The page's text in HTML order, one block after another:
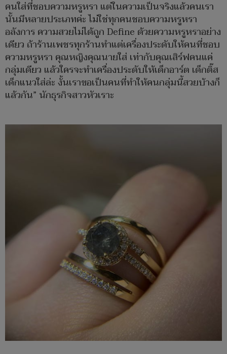
คนใส่ที่ชอบความหรูหรา แต่ในความเป็นจริงแล้วคนเรา
นั้นมีหลายประเภทค่ะ ไม่ใช่ทุกคนชอบความหรูหรา
อลังการ ความสวยไม่ได้ถูก Define ด้วยความหรูหราอย่าง
เดียว ถ้าร้านเพชรทุกร้านทำแต่เครื่องประดับให้คนที่ชอบ
ความหรูหรา คุณหญิงคุณนายใส่ เท่ากับคุณเสิร์ฟคนแค่
กลุ่มเดียว แล้วใครจะทำเครื่องประดับให้เด็กอาร์ต เด็กติ๊ส
เด็กแนวใส่ล่ะ งั้นเราขอเป็นคนที่ทำให้คนกลุ่มนี้สวยบ้างก็
แล้วกัน” นักธุรกิจสาวหัวเราะ